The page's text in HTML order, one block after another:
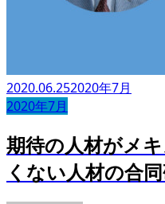
2020.06.252020年7月
2020年7月
期待の人材がメ
くない人材の合